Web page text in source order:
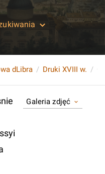
dLibra Druki XVIII w.
Galeria zdjęć